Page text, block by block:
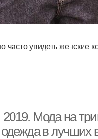
часто увидеть женские
Мода на
в лучших